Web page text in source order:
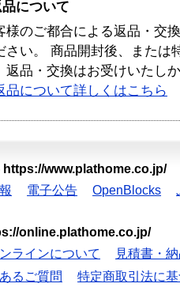
について
様のご都合による返品・交
さい。 商品開封後、または
返品・交換はお受けいたし
品について詳しくはこちら
https://www.plathome.co.jp/
電子公告 OpenBlocks
online.plathome.co.jp/
ラインについて
見積書・
るご質問
特定商取引法に